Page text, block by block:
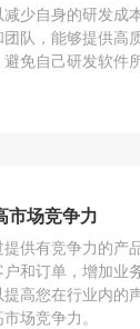
减少自身的研发成
团队，能够提供高
避免自己研发软件
市场竞争力
提供有竞争力的产
户和订单，增加业
提高您在行业内的
场竞争力。